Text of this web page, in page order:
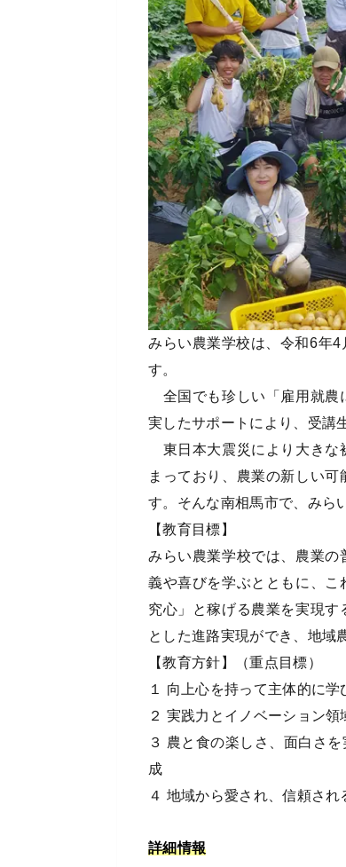
みらい農業学校は、令和6年
す。
全国でも珍しい「雇用就農
実したサポートにより、受講
東日本大震災により大きな
まっており、農業の新しい
す。そんな南相馬市で、みら
【教育目標】
みらい農業学校では、農業
義や喜びを学ぶとともに、
究心」と稼げる農業を実現す
とした進路実現ができ、地域
【教育方針】（重点目標）
１ 向上心を持って主体的に
２ 実践力とイノベーション
３ 農と食の楽しさ、面白さ
成
４ 地域から愛され、信頼され
詳細情報